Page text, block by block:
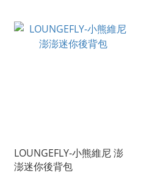
LOUNGEFLY-小熊維尼 澎
澎迷你後背包